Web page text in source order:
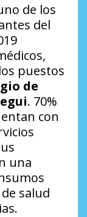
de los
del
puestos
de
. 70%
con
una
salud